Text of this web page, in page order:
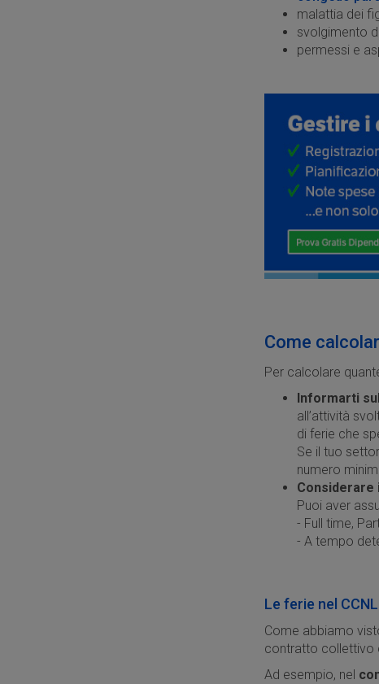
malattia dei
svolgimento
permessi e
Come
Per calcolare
Informarti
all’attività
di ferie che
Se il tuo
numero
Considerare
Puoi aver
- Full time,
- A tempo
Le ferie nel
Come abbiamo
contratto collettivo
Ad esempio, nel